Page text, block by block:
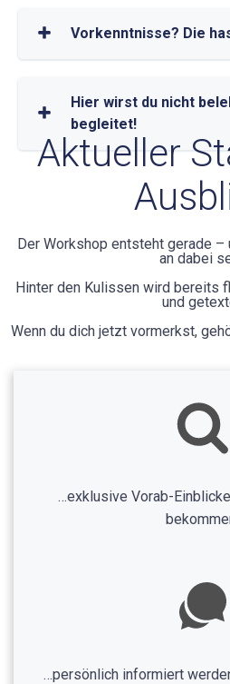
Vorkenntnisse? Die
Hier wirst du nicht
begleitet!
Aktueller
Der Workshop entsteht gerade –
an dabei
Hinter den Kulissen wird bereits
und
Wenn du dich jetzt vormerkst,
…exklusive Vorab-
…persönlich informiert